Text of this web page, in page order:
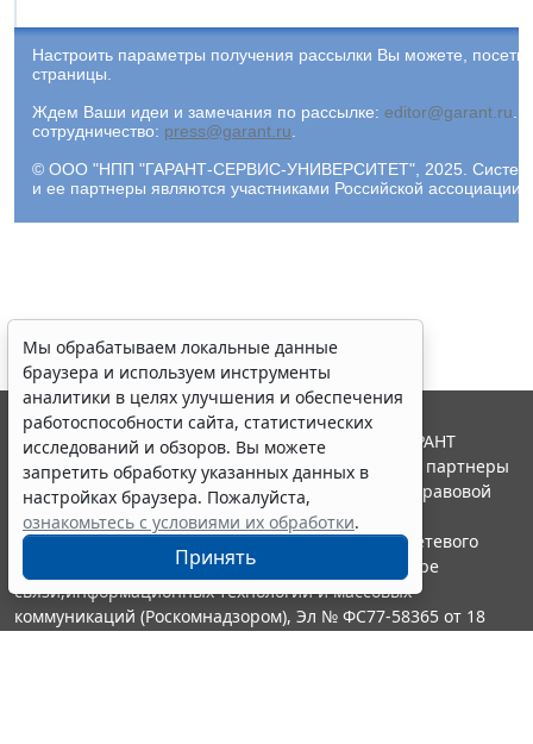
Настроить параметры получения рассылки Вы можете,
страницы.
Ждем Ваши идеи и замечания по рассылке: editor@garant.ru.
сотрудничество: press@garant.ru.
© ООО "НПП "ГАРАНТ-СЕРВИС-УНИВЕРСИТЕТ", 2025. Система
и ее партнеры являются участниками Российской
Мы обрабатываем локальные данные
браузера и используем инструменты
аналитики в целях улучшения и обеспечения
работоспособности сайта, статистических
исследований и обзоров. Вы можете
запретить обработку указанных данных в
настройках браузера. Пожалуйста,
ознакомьтесь с условиями их обработки.
Принять
© ООО "НПП "ГАРАНТ-СЕРВИС", 2026. Система ГАРАНТ
выпускается с 1990 года. Компания "Гарант" и ее партнеры
являются участниками Российской ассоциации правовой
информации ГАРАНТ.
Портал ГАРАНТ.РУ зарегистрирован в качестве сетевого
издания Федеральной службой по надзору в сфере
связи,информационных технологий и массовых
коммуникаций (Роскомнадзором), Эл № ФС77-58365 от 18